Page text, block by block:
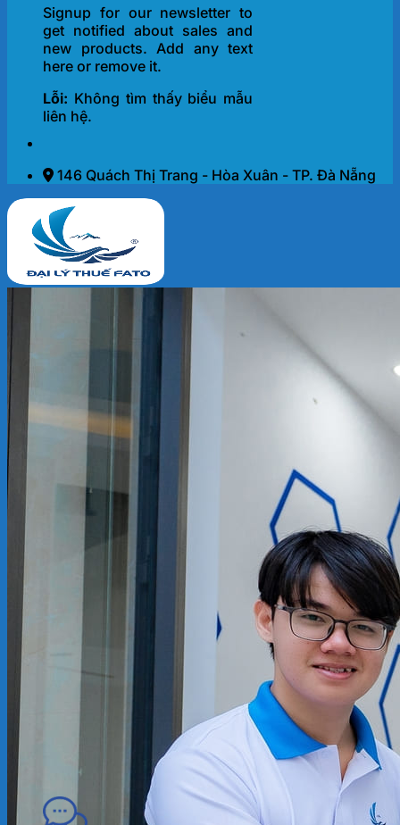
Signup for our newsletter to
get notified about sales and
new products. Add any text
here or remove it.
Lỗi: Không tìm thấy biểu mẫu
liên hệ.
146 Quách Thị Trang - Hòa Xuân - TP. Đà Nẵng
KẾ TOÁN – THUẾ
ĐẠI LÝ THUẾ
PHÁP LÝ DOANH NGHIỆP
Kiến thức chuyên ngành
KẾ TOÁN – TÀI CHÍNH
GIỚI THIỆU
CHÍNH SÁCH BẢO MẬT